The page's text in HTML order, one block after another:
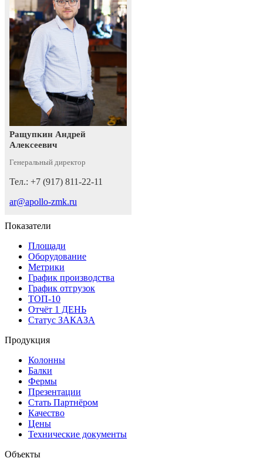
Ращупкин Андрей
Алексеевич
Генеральный директор
Тел.: +7 (917) 811-22-11
ar@apollo-zmk.ru
Показатели
Площади
Оборудование
Метрики
График производства
График отгрузок
ТОП-10
Отчёт 1 ДЕНЬ
Статус ЗАКАЗА
Продукция
Колонны
Балки
Фермы
Презентации
Стать Партнёром
Качество
Цены
Технические документы
Объекты